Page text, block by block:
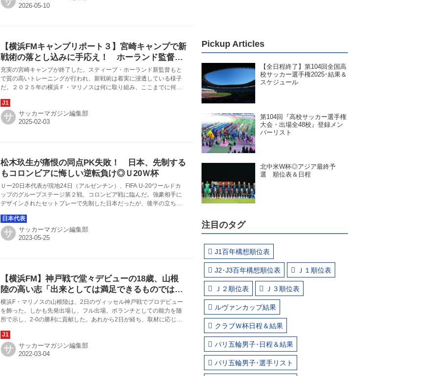
【横浜FMキャンプリポート３】宮崎キャンプで新
戦術の落とし込みに手応え！ ホーランド監督
「プレースタイルへの理解が進んだ」
充実の宮崎キャンプが終了した。スティーブ・ホーランド新監督もと
で質の高いトレーニングが行われ、新戦術は着実に浸透している様子
だ。２０２５年の横浜Ｆ・マリノスは何に取り組み、ここまでに何を
サ サッカーマガジン編集部
松木玖生が痛恨の同点PK失敗！ 日本、先制する
もコロンビアに悔しい逆転負け◎Ｕ20Ｗ杯
Ｕー20日本代表が現地24日（アルゼンチン）、FIFA U-20ワールドカ
ップのグループステージ第２戦、コロンビア戦に臨んだ。強豪相手に
デザインされたセットプレーで先制した日本だったが、後半の立ち上
ることはできなかった。
サ サッカーマガジン編集部
【横浜FM】神戸戦で堂々デビューの18歳、山根
陸の高い志「出来としては満足できるものではな
かったです」
横浜F・マリノスの山根陸は、2日のヴィッセル神戸戦でプロデビュー
を飾った。しかも先発出場し、フル出場。ボランチとしての能力を随
所で示し、2-0の勝利に貢献した。あれから2日が経ち、取材に応じた
サ サッカーマガジン編集部
Pickup Articles
【全日程終了】第104回全国高
校サッカー選手権2025･結果＆
スケジュール
第104回『高校サッカー選手権
大会・出場全48校』登録メン
バーリスト
北中米W杯◎アジア最終予
選 順位表＆日程
注目のタグ
J1百年構想順位表
J2･J3百年構想順位表 Ｊ１順位表
Ｊ２順位表 Ｊ３順位表
ルヴァンカップ結果
クラブＷ杯日程＆結果
パリ五輪男子･日程＆結果
パリ五輪男子･選手リスト